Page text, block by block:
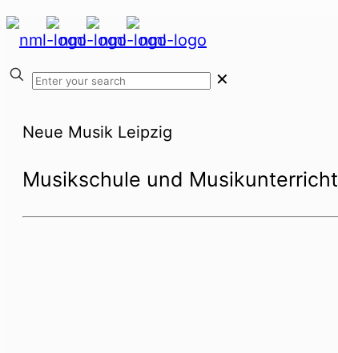
✕
Neue Musik Leipzig
Musikschule und Musikunterricht